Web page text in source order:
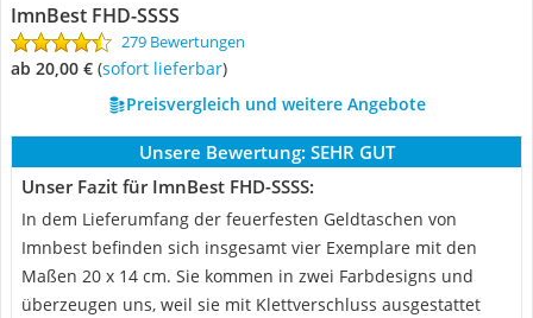
ImnBest FHD-SSSS
279 Bewertungen
ab 20,00 € ( Sofort lieferbar)
Preisvergleich und weitere Angebote
Unsere Bewertung: SEHR GUT
Unser Fazit für ImnBest FHD-SSSS:
In dem Lieferumfang der feuerfesten Geldtaschen von
Imnbest befinden sich insgesamt vier Exemplare mit den
Maßen 20 x 14 cm. Sie kommen in zwei Farbdesigns und
überzeugen uns, weil sie mit Klettverschluss ausgestattet